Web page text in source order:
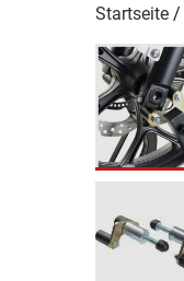
Startseite